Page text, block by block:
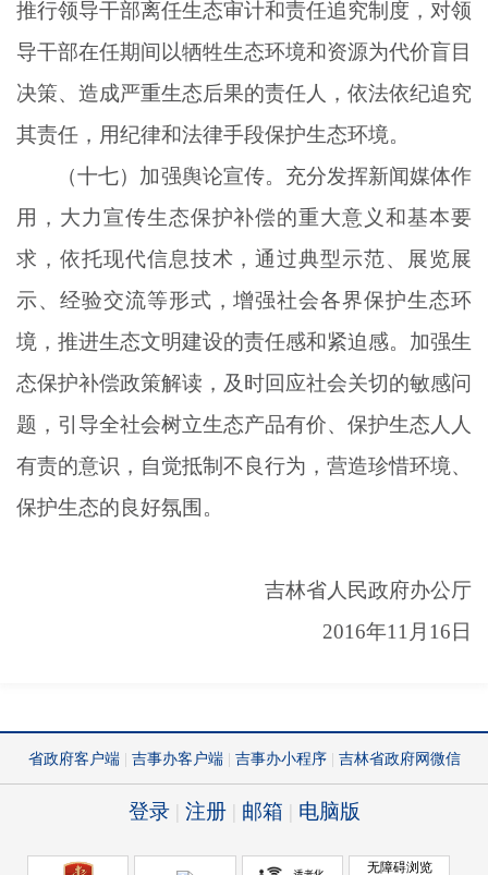
推行领导干部离任生态审计和责任追究制度，对领
导干部在任期间以牺牲生态环境和资源为代价盲目
决策、造成严重生态后果的责任人，依法依纪追究
其责任，用纪律和法律手段保护生态环境。
（十七）加强舆论宣传。充分发挥新闻媒体作
用，大力宣传生态保护补偿的重大意义和基本要
求，依托现代信息技术，通过典型示范、展览展
示、经验交流等形式，增强社会各界保护生态环
境，推进生态文明建设的责任感和紧迫感。加强生
态保护补偿政策解读，及时回应社会关切的敏感问
题，引导全社会树立生态产品有价、保护生态人人
有责的意识，自觉抵制不良行为，营造珍惜环境、
保护生态的良好氛围。
吉林省人民政府办公厅
2016年11月16日